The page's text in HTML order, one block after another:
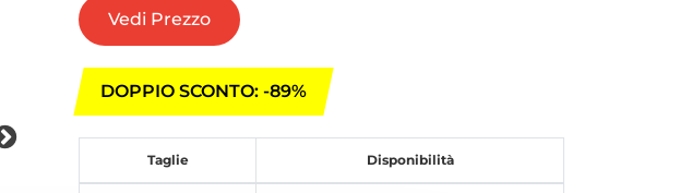
Vedi Prezzo
DOPPIO SCONTO: -89%
Taglie Disponibilità